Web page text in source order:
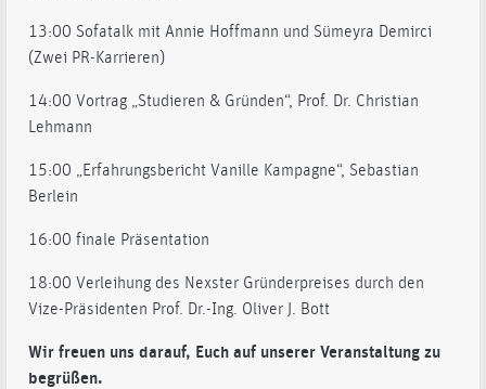
13:00 Sofatalk mit Annie Hoffmann und Sümeyra Demirci
(Zwei PR-Karrieren)
14:00 Vortrag „Studieren & Gründen“, Prof. Dr. Christian
Lehmann
15:00 „Erfahrungsbericht Vanille Kampagne“, Sebastian
Berlein
16:00 finale Präsentation
18:00 Verleihung des Nexster Gründerpreises durch den
Vize-Präsidenten Prof. Dr.-Ing. Oliver J. Bott
Wir freuen uns darauf, Euch auf unserer Veranstaltung zu
begrüßen.